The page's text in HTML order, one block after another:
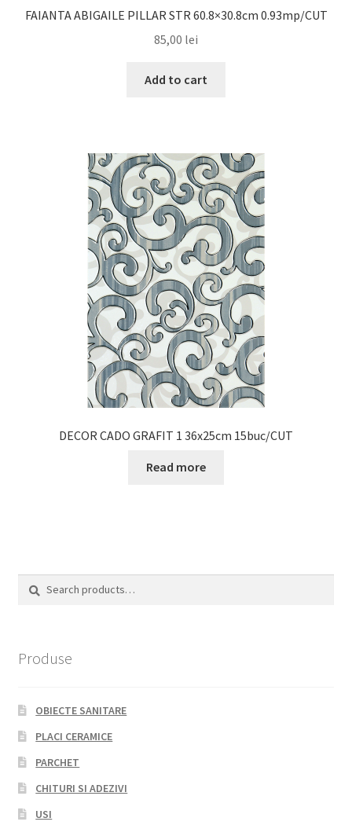
FAIANTA ABIGAILE PILLAR STR 60.8×30.8cm 0.93mp/CUT
85,00 lei
Add to cart
DECOR CADO GRAFIT 1 36x25cm 15buc/CUT
Read more
Search
Search
Produse
OBIECTE SANITARE
PLACI CERAMICE
PARCHET
CHITURI SI ADEZIVI
USI